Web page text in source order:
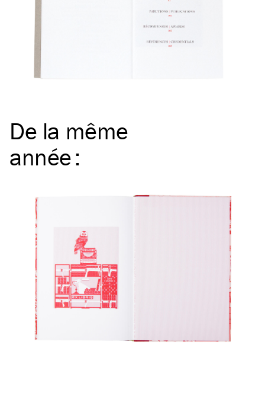
De la même
année: